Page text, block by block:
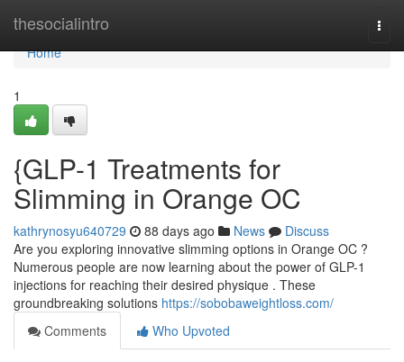
thesocialintro
Home
Home
1
{GLP-1 Treatments for
Slimming in Orange OC
kathrynosyu640729 88 days ago News
Discuss
Are you exploring innovative slimming options in Orange OC ?
Numerous people are now learning about the power of GLP-1
injections for reaching their desired physique . These
groundbreaking solutions https://sobobaweightloss.com/
Comments
Who Upvoted